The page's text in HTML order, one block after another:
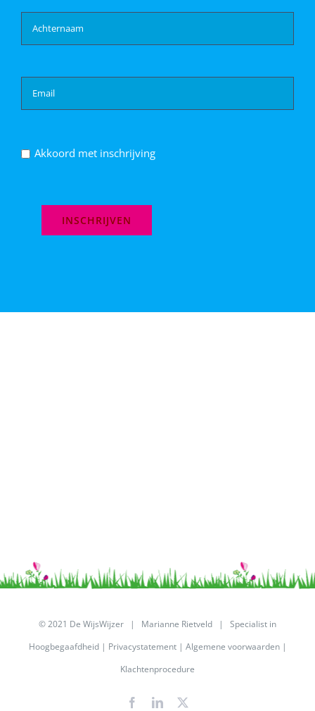
Akkoord met inschrijving
© 2021 De WijsWijzer | Marianne Rietveld | Specialist in
Hoogbegaafdheid | Privacystatement| Algemene voorwaarden|
Klachtenprocedure
FacebookLinkedIn